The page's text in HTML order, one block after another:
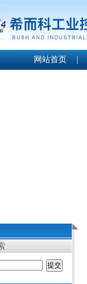
网站首页 |